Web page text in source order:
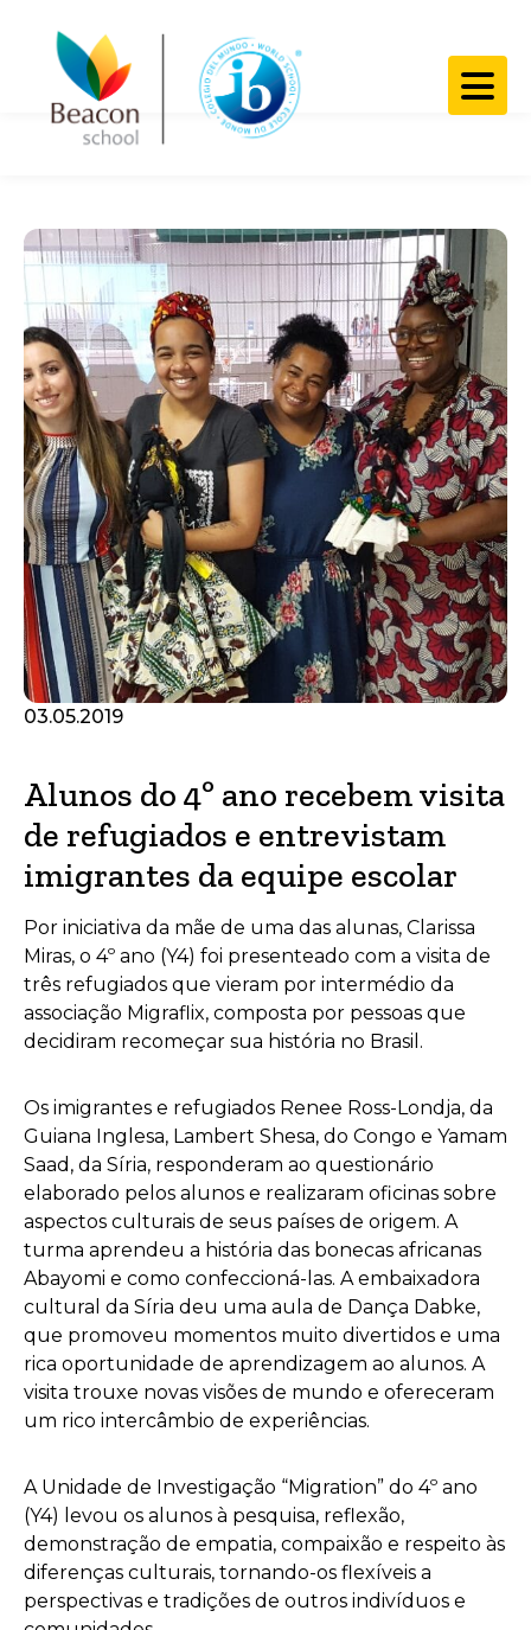
03.05.2019
Alunos do 4º ano recebem visita
de refugiados e entrevistam
imigrantes da equipe escolar
Por iniciativa da mãe de uma das alunas, Clarissa
Miras, o 4º ano (Y4) foi presenteado com a visita de
três refugiados que vieram por intermédio da
associação Migraflix, composta por pessoas que
decidiram recomeçar sua história no Brasil.
Os imigrantes e refugiados Renee Ross-Londja, da
Guiana Inglesa, Lambert Shesa, do Congo e Yamam
Saad, da Síria, responderam ao questionário
elaborado pelos alunos e realizaram oficinas sobre
aspectos culturais de seus países de origem. A
turma aprendeu a história das bonecas africanas
Abayomi e como confeccioná-las. A embaixadora
cultural da Síria deu uma aula de Dança Dabke,
que promoveu momentos muito divertidos e uma
rica oportunidade de aprendizagem ao alunos. A
visita trouxe novas visões de mundo e ofereceram
um rico intercâmbio de experiências.
A Unidade de Investigação “Migration” do 4º ano
(Y4) levou os alunos à pesquisa, reflexão,
demonstração de empatia, compaixão e respeito às
diferenças culturais, tornando-os flexíveis a
perspectivas e tradições de outros indivíduos e